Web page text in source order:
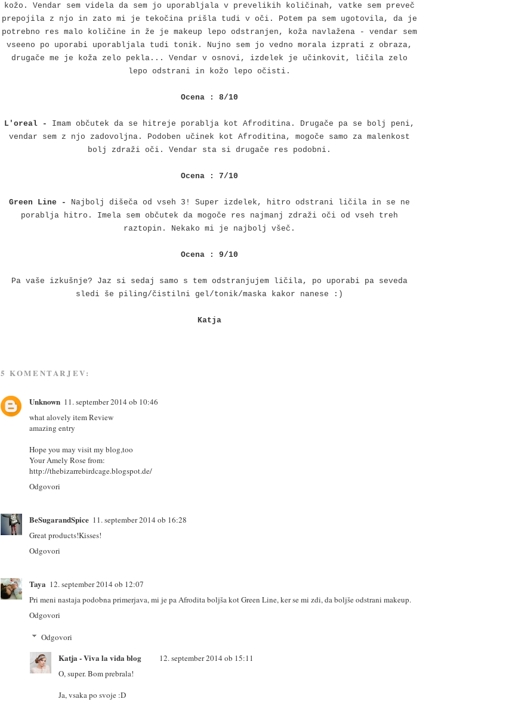
kožo. Vendar sem videla da sem jo uporabljala v prevelikih količinah, vatke sem preveč
prepojila z njo in zato mi je tekočina prišla tudi v oči. Potem pa sem ugotovila, da je
potrebno res malo količine in že je makeup lepo odstranjen, koža navlažena - vendar sem
vseeno po uporabi uporabljala tudi tonik. Nujno sem jo vedno morala izprati z obraza,
drugače me je koža zelo pekla... Vendar v osnovi, izdelek je učinkovit, ličila zelo
lepo odstrani in kožo lepo očisti.
Ocena : 8/10
L'oreal - Imam občutek da se hitreje porablja kot Afroditina. Drugače pa se bolj peni,
vendar sem z njo zadovoljna. Podoben učinek kot Afroditina, mogoče samo za malenkost
bolj zdraži oči. Vendar sta si drugače res podobni.
Ocena : 7/10
Green Line -
Najbolj dišeča od vseh 3! Super izdelek, hitro odstrani ličila in se ne
porablja hitro. Imela sem občutek da mogoče res najmanj zdraži oči od vseh treh
raztopin. Nekako mi je najbolj všeč.
Ocena : 9/10
Pa vaše izkušnje? Jaz si sedaj samo s tem odstranjujem ličila, po uporabi pa seveda
sledi še piling/čistilni gel/tonik/maska kakor nanese :)
Katja
5 KOMENTARJEV:
Unknown 11. september 2014 ob 10:46
what alovely item Review
amazing entry
Hope you may visit my blog,too
Your Amely Rose from:
http://thebizarrebirdcage.blogspot.de/
Odgovori
BeSugarandSpice 11. september 2014 ob 16:28
Great products!Kisses!
Odgovori
Taya 12. september 2014 ob 12:07
Pri meni nastaja podobna primerjava, mi je pa Afrodita boljša kot Green Line, ker se mi zdi, da boljše odstrani makeup.
Odgovori
Odgovori
Katja - Viva la vida blog
12. september 2014 ob 15:11
O, super. Bom prebrala!
Ja, vsaka po svoje :D